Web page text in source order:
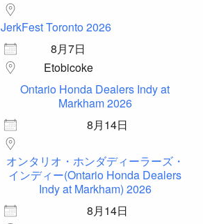
JerkFest Toronto 2026
8月7日
Etobicoke
Ontario Honda Dealers Indy at
Markham 2026
8月14日
オンタリオ・ホンダディーラーズ・
インディー(Ontario Honda Dealers
Indy at Markham) 2026
8月14日